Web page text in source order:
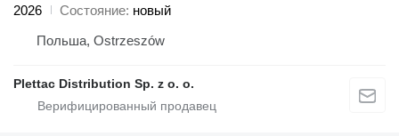
2026
Состояние новый
Польша, Ostrzeszów
Plettac Distribution Sp. z o. o.